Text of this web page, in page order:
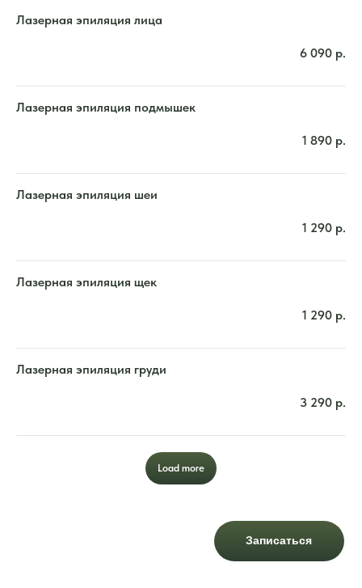
Лазерная эпиляция лица
6 090 р.
Лазерная эпиляция подмышек
1 890 р.
Лазерная эпиляция шеи
1 290 р.
Лазерная эпиляция щек
1 290 р.
Лазерная эпиляция груди
3 290 р.
Load more
Записаться